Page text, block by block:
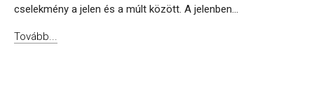
cselekmény a jelen és a múlt között. A jelenben...
Tovább...